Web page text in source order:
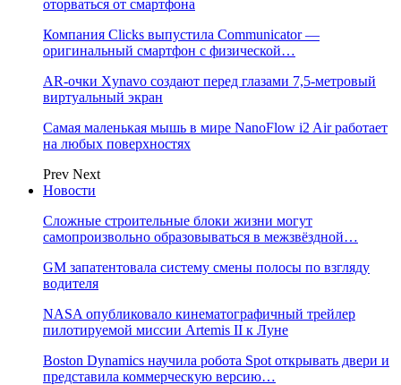
оторваться от смартфона
Компания Clicks выпустила Communicator —
оригинальный смартфон с физической…
AR-очки Xynavo создают перед глазами 7,5-метровый
виртуальный экран
Самая маленькая мышь в мире NanoFlow i2 Air работает
на любых поверхностях
Prev Next
Новости
Сложные строительные блоки жизни могут
самопроизвольно образовываться в межзвёздной…
GM запатентовала систему смены полосы по взгляду
водителя
NASA опубликовало кинематографичный трейлер
пилотируемой миссии Artemis II к Луне
Boston Dynamics научила робота Spot открывать двери и
представила коммерческую версию…